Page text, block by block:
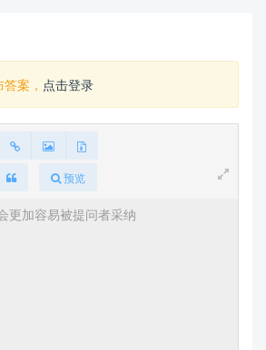
案， 点击登录
预览